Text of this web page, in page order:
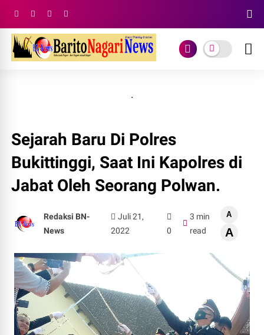
.
Sejarah Baru Di Polres
Bukittinggi, Saat Ini Kapolres di
Jabat Oleh Seorang Polwan.
Redaksi BN-
News
Juli 21,
2022
0
3 min
read
A
A